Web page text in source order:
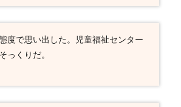
度で思い出した。児童福祉センター
っくりだ。